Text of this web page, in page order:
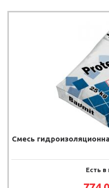
Смесь
Есть в